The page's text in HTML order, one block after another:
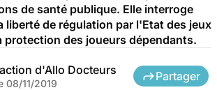
de santé publique. Elle interroge
liberté de régulation par l'Etat des jeux
protection des joueurs dépendants.
d'Allo Docteurs
08/11/2019
Partager